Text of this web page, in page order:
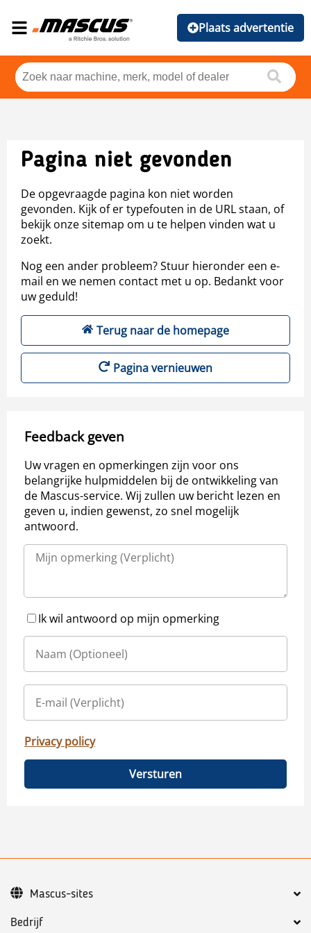
Plaats advertentie
Pagina niet gevonden
De opgevraagde pagina kon niet worden
gevonden. Kijk of er typefouten in de URL staan, of
bekijk onze sitemap om u te helpen vinden wat u
zoekt.
Nog een ander probleem? Stuur hieronder een e-
mail en we nemen contact met u op. Bedankt voor
uw geduld!
Terug naar de homepage
Pagina vernieuwen
Feedback geven
Uw vragen en opmerkingen zijn voor ons
belangrijke hulpmiddelen bij de ontwikkeling van
de Mascus-service. Wij zullen uw bericht lezen en
geven u, indien gewenst, zo snel mogelijk
antwoord.
Ik wil antwoord op mijn opmerking
Privacy policy
Versturen
Bedrijf
Mascus-sites